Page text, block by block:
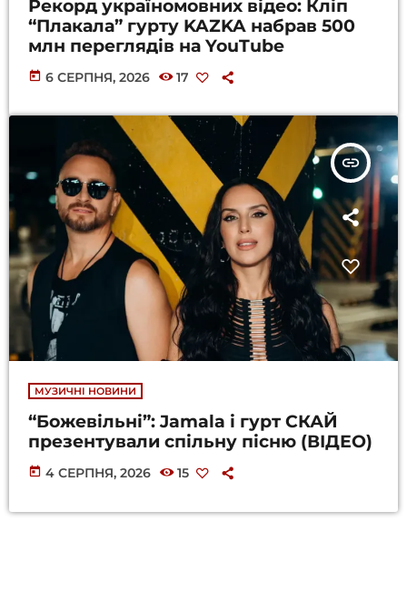
Рекорд україномовних відео: Кліп
“Плакала” гурту KAZKA набрав 500
млн переглядів на YouTube
today 6 СЕРПНЯ, 2026 17
insert_link
МУЗИЧНІ НОВИНИ
“Божевільні”: Jamala і гурт СКАЙ
презентували спільну пісню (ВІДЕО)
today 4 СЕРПНЯ, 2026 15